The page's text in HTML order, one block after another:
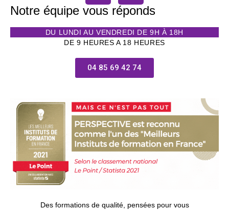
Notre équipe vous réponds
DU LUNDI AU VENDREDI DE 9H À 18H
DE 9 HEURES A 18 HEURES
04 85 69 42 74
Des formations de qualité, pensées pour vous